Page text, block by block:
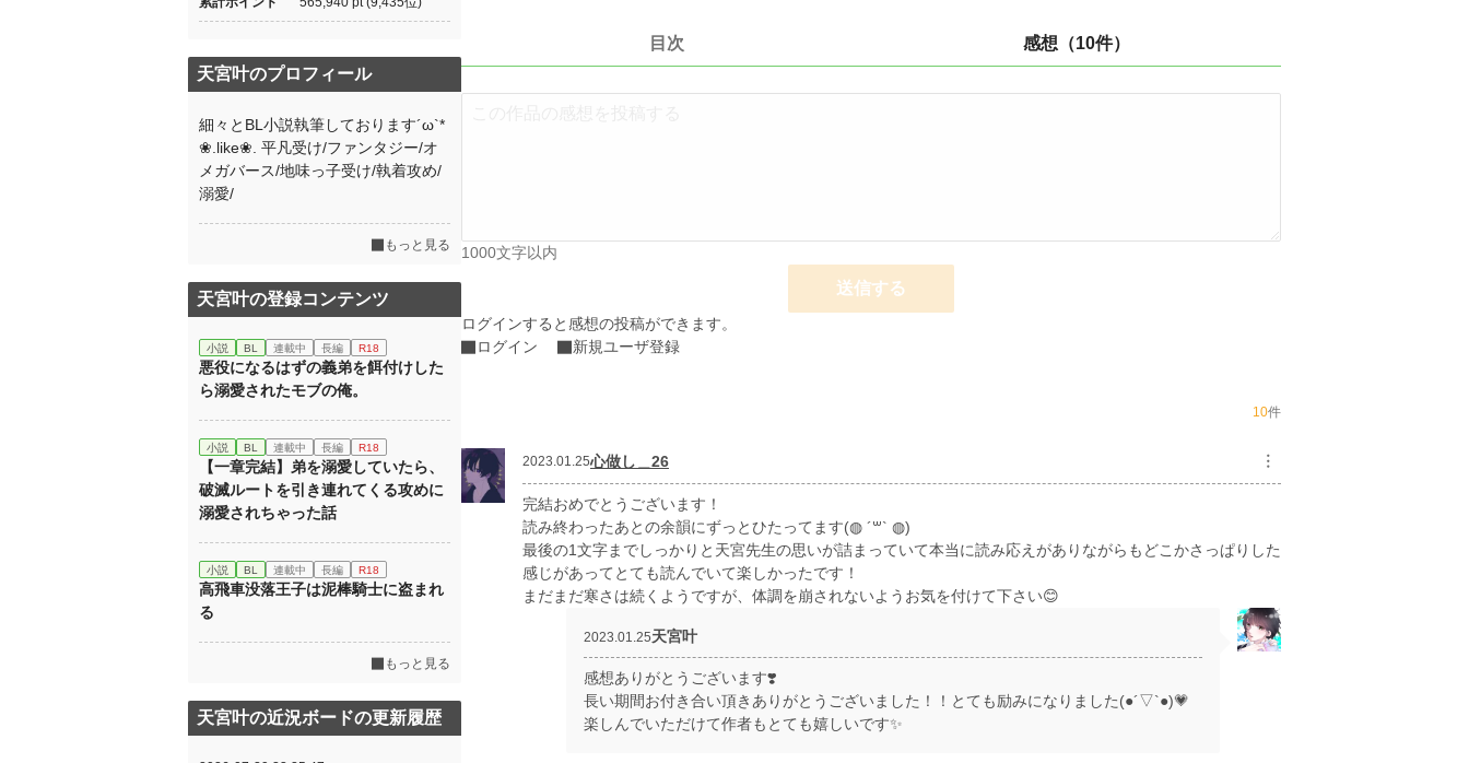
目次 感想（10件）
1000文字以内
送信する
ログインすると感想の投稿ができます。
ログイン
新規ユーザ登録
10件
2023.01.25心做し＿26 ︙
完結おめでとうございます！
読み終わったあとの余韻にずっとひたってます(◍ ´꒳` ◍)
最後の1文字までしっかりと天宮先生の思いが詰まっていて本当に読み応えがありながらもどこかさっぱりした
感じがあってとても読んでいて楽しかったです！
まだまだ寒さは続くようですが、体調を崩されないようお気を付けて下さい😊
2023.01.25天宮叶
感想ありがとうございます❣️
長い期間お付き合い頂きありがとうございました！！とても励みになりました(●︎´▽︎`●︎)💗
楽しんでいただけて作者もとても嬉しいです✨
天宮叶のプロフィール
細々とBL小説執筆しております´ω`*
❀.like❀. 平凡受け/ファンタジー/オ
メガバース/地味っ子受け/執着攻め/
溺愛/
もっと見る
天宮叶の登録コンテンツ
小説 BL 連載中 長編 R18
悪役になるはずの義弟を餌付けした
ら溺愛されたモブの俺。
小説 BL 連載中 長編 R18
【一章完結】弟を溺愛していたら、
破滅ルートを引き連れてくる攻めに
溺愛されちゃった話
小説 BL 連載中 長編 R18
高飛車没落王子は泥棒騎士に盗まれ
る
もっと見る
天宮叶の近況ボードの更新履歴